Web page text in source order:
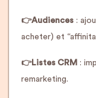
👉Audiences :
acheter) et
👉Listes CRM :
remarketing.